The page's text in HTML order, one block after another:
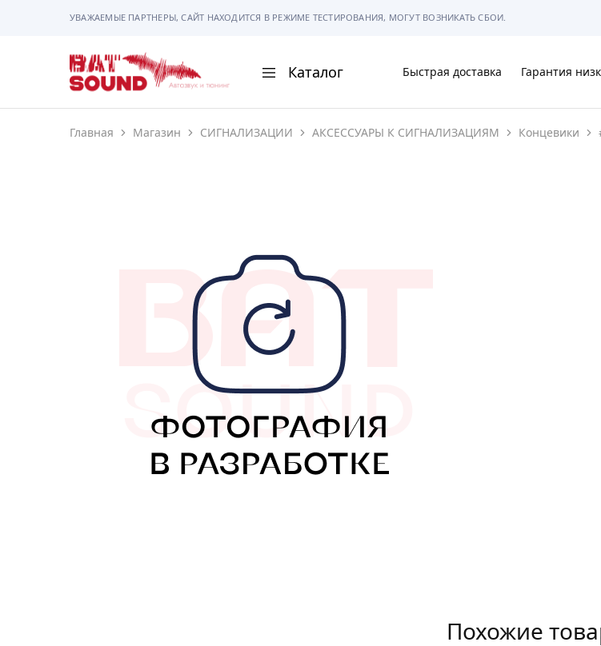
УВАЖАЕМЫЕ ПАРТНЕРЫ, САЙТ НАХОДИТСЯ В РЕЖИМЕ ТЕСТИРОВАНИЯ, МОГУТ ВОЗНИКАТЬ СБОИ.
BAT
Sound
Каталог
АВТОМАГНИТОЛЫ
ГАДЖЕТЫ
СИГНАЛИЗАЦИИ
ПОМОЩЬ ПРИ ПАРКОВКЕ
МУЗЫКАЛЬНЫЕ АКСЕССУАРЫ
САБВУФЕРЫ
ШУМОИЗОЛЯЦИЯ
Быстрая доставка Гарантия
Главная Магазин СИГНАЛИЗАЦИИ АКСЕССУАРЫ К СИГНАЛИЗАЦИЯМ Концевики
Похожие